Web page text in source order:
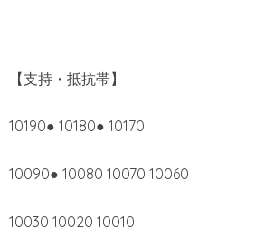
【支持・抵抗帯】
10190● 10180● 10170
10090● 10080 10070 10060
10030 10020 10010